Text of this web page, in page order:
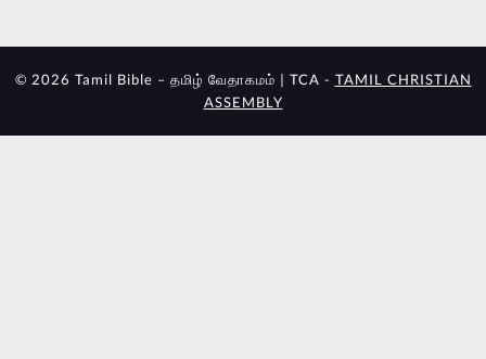
© 2026 Tamil Bible – தமிழ் வேதாகமம் | TCA - TAMIL CHRISTIAN
ASSEMBLY